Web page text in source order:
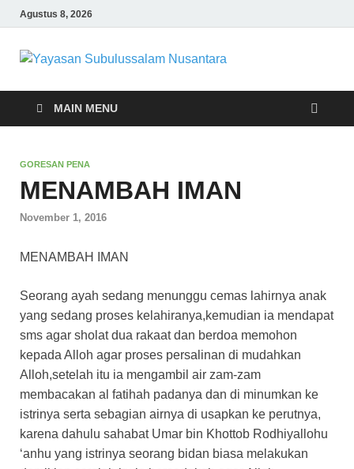
Agustus 8, 2026
Subulussalam
Nusantara – Rumah
MAIN MENU
GORESAN PENA
MENAMBAH IMAN
November 1, 2016
MENAMBAH IMAN
Seorang ayah sedang menunggu cemas lahirnya anak
yang sedang proses kelahiranya,kemudian ia mendapat
sms agar sholat dua rakaat dan berdoa memohon
kepada Alloh agar proses persalinan di mudahkan
Alloh,setelah itu ia mengambil air zam-zam
membacakan al fatihah padanya dan di minumkan ke
istrinya serta sebagian airnya di usapkan ke perutnya,
karena dahulu sahabat Umar bin Khottob Rodhiyallohu
‘anhu yang istrinya seorang bidan biasa melakukan